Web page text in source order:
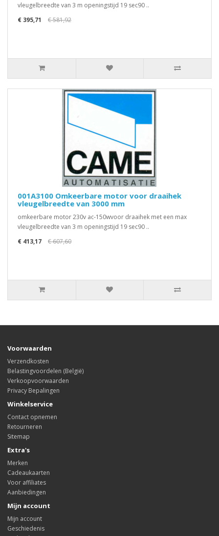
vleugelbreedte van 3 m openingstijd 19 sec90 ..
€ 395,71
€ 581,92
001A3100 Omkeerbare motor voor draaihek
vleugelbreedte van 3000 mm
omkeerbare motor 230v ac-150wvoor draaihek met een max
vleugelbreedte van 3 m openingstijd 19 sec90 ..
€ 413,17
€ 607,60
Voorwaarden
Verzendkosten
Belastingvoordelen (België)
Verkoopvoorwaarden
Privacy Bepalingen
Winkelservice
Contact opnemen
Retourneren
Sitemap
Extra's
Merken
Cadeaukaarten
Voor affiliates
Aanbiedingen
Mijn account
Mijn account
Geschiedenis